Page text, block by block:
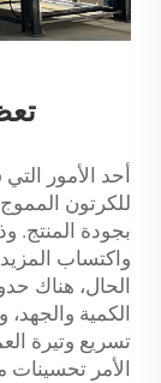
أحد الأمور
للكرتون
بجودة المنتج.
واكتساب
الحال، هناك
الكمية
تسريع وتيرة
الأمر